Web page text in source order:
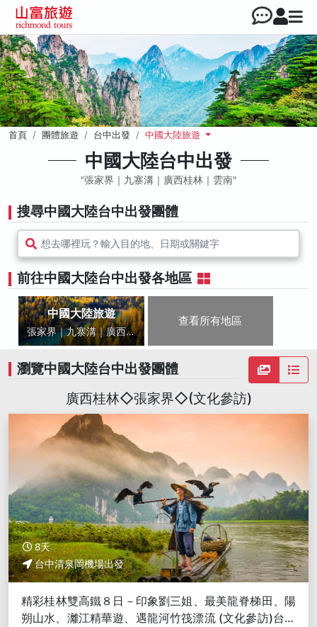
首頁 團體旅遊 台中出發 中國大陸旅遊
中國大陸台中出發
張家界｜九寨溝｜廣西桂林｜雲南
搜尋中國大陸台中出發團體
想去哪裡玩？輸入目的地、日期或關鍵字
前往中國大陸台中出發各地區
中國大陸旅遊
張家界｜九寨溝｜廣西桂
林｜雲南
查看所有地區
瀏覽中國大陸台中出發團體
廣西桂林◇張家界◇(文化參訪)
8天
台中清泉岡機場出發
精彩桂林雙高鐵８日－印象劉三姐、最美龍脊梯田、陽
朔山水、灕江精華遊、遇龍河竹筏漂流 (文化參訪)台中